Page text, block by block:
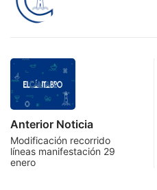
Anterior Noticia
Modificación recorrido
líneas manifestación 29
enero